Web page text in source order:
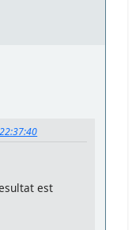
est